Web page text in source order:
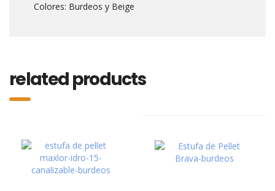
Colores: Burdeos y Beige
related products